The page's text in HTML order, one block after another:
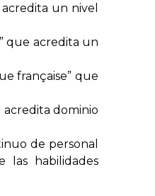
un nivel
que acredita un
française” que
dominio
de personal
las habilidades